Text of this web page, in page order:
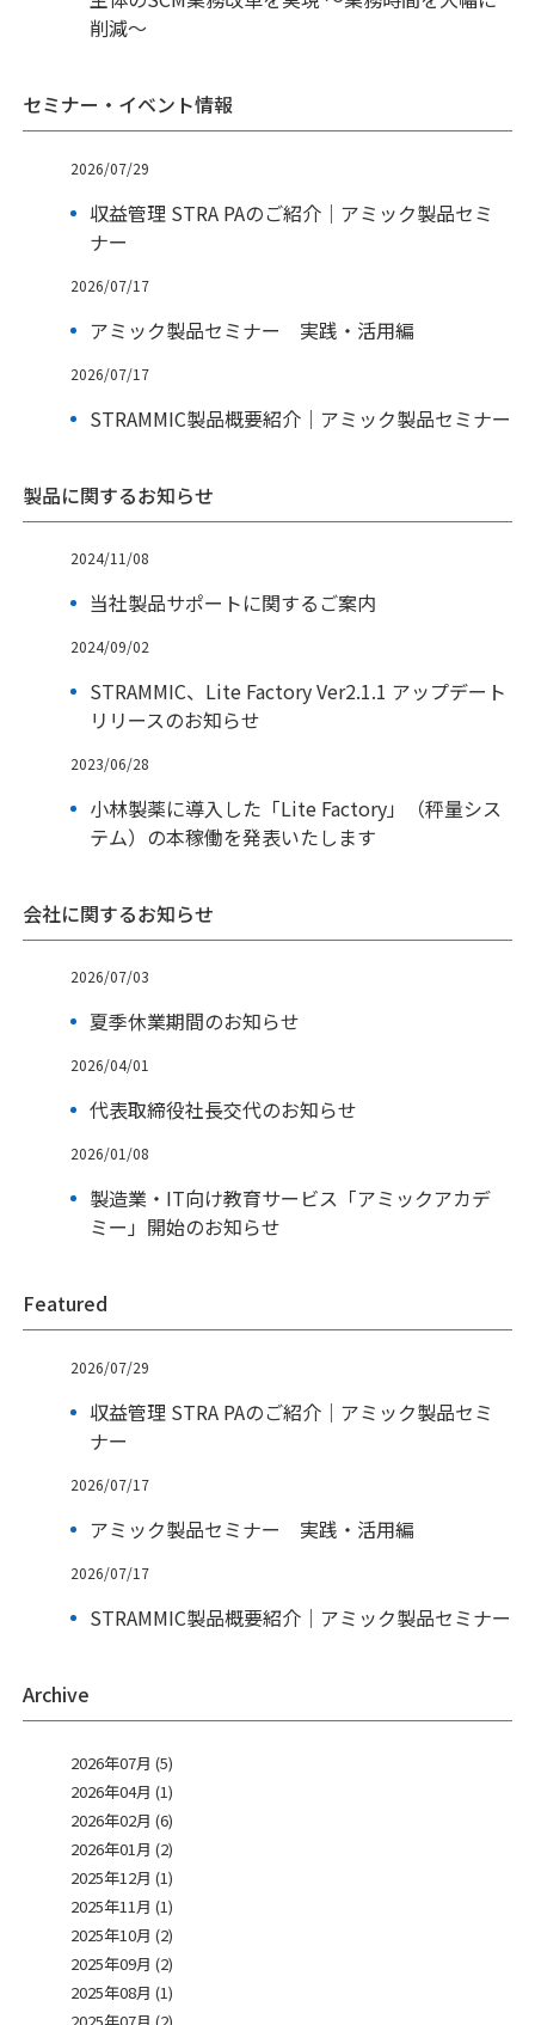
削減～
セミナー・イベント情報
2026/07/29
収益管理 STRA PAのご紹介｜アミック製品セミ
ナー
2026/07/17
アミック製品セミナー 実践・活用編
2026/07/17
STRAMMIC製品概要紹介｜アミック製品セミナー
製品に関するお知らせ
2024/11/08
当社製品サポートに関するご案内
2024/09/02
STRAMMIC、Lite Factory Ver2.1.1 アップデート
リリースのお知らせ
2023/06/28
小林製薬に導入した「Lite Factory」（秤量シス
テム）の本稼働を発表いたします
会社に関するお知らせ
2026/07/03
夏季休業期間のお知らせ
2026/04/01
代表取締役社長交代のお知らせ
2026/01/08
製造業・IT向け教育サービス「アミックアカデ
ミー」開始のお知らせ
Featured
2026/07/29
収益管理 STRA PAのご紹介｜アミック製品セミ
ナー
2026/07/17
アミック製品セミナー 実践・活用編
2026/07/17
STRAMMIC製品概要紹介｜アミック製品セミナー
Archive
2026年07月 (5)
2026年04月 (1)
2026年02月 (6)
2026年01月 (2)
2025年12月 (1)
2025年11月 (1)
2025年10月 (2)
2025年09月 (2)
2025年08月 (1)